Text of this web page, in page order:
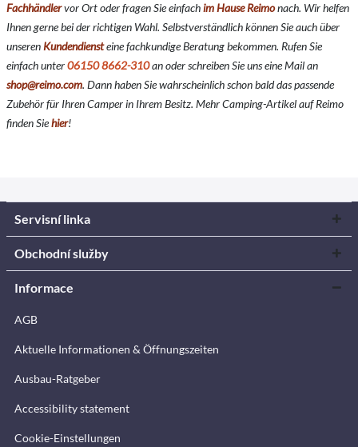
Fachhändlervor Ort oder fragen Sie einfachim Hause Reimonach. Wir helfen
Ihnen gerne bei der richtigen Wahl. Selbstverständlich können Sie auch über
unseren Kundendiensteine fachkundige Beratung bekommen. Rufen Sie
einfach unter06150 8662-310an oder schreiben Sie uns eine Mail an
shop@reimo.com. Dann haben Sie wahrscheinlich schon bald das passende
Zubehör für Ihren Camper in Ihrem Besitz. Mehr Camping-Artikel auf Reimo
finden Siehier!
Servisní linka
Obchodní služby
Informace
AGB
Aktuelle Informationen & Öffnungszeiten
Ausbau-Ratgeber
Accessibility statement
Cookie-Einstellungen